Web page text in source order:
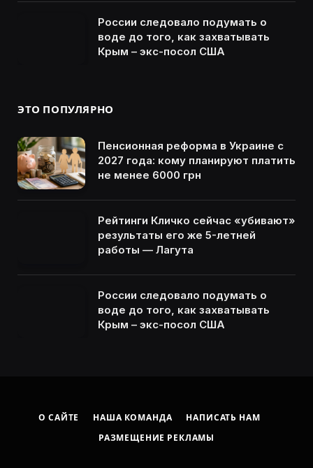
России следовало подумать о
воде до того, как захватывать
Крым – экс-посол США
ЭТО ПОПУЛЯРНО
Пенсионная реформа в Украине с
2027 года: кому планируют платить
не менее 6000 грн
Рейтинги Кличко сейчас «убивают»
результаты его же 5-летней
работы — Лагута
России следовало подумать о
воде до того, как захватывать
Крым – экс-посол США
О САЙТЕ НАША КОМАНДА
НАПИСАТЬ НАМ
РАЗМЕЩЕНИЕ РЕКЛАМЫ